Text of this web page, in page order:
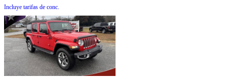
Incluye tarifas de conc.